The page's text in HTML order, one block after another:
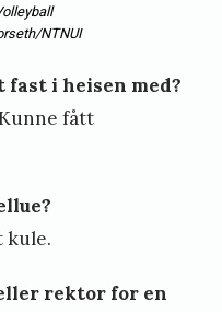
NTNUI
i heisen med?
fått
kule.
rektor for en